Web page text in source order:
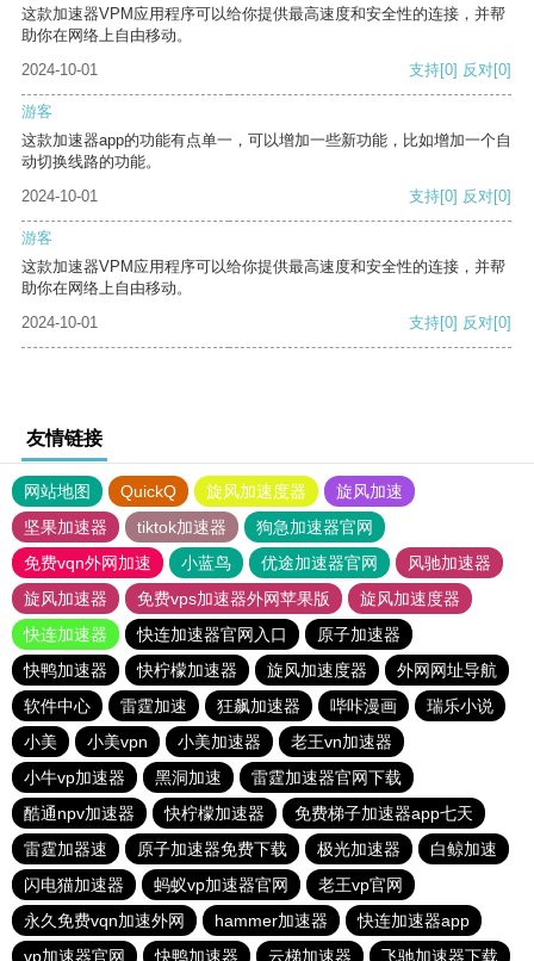
这款加速器VPM应用程序可以给你提供最高速度和安全性的连接，并帮
助你在网络上自由移动。
2024-10-01
支持[0] 反对[0]
游客
这款加速器app的功能有点单一，可以增加一些新功能，比如增加一个自
动切换线路的功能。
2024-10-01
支持[0] 反对[0]
游客
这款加速器VPM应用程序可以给你提供最高速度和安全性的连接，并帮
助你在网络上自由移动。
2024-10-01
支持[0] 反对[0]
友情链接
网站地图 QuickQ 旋风加速度器
旋风加速
坚果加速器
tiktok加速器
狗急加速器官网
免费vqn外网加速
小蓝鸟 优途加速器官网
风驰加速器
旋风加速器
免费vps加速器外网苹果版
旋风加速度器
快连加速器
快连加速器官网入口
原子加速器
快鸭加速器
快柠檬加速器 旋风加速度器
外网网址导航
软件中心
雷霆加速 狂飙加速器 哔咔漫画
瑞乐小说
小美
小美vpn 小美加速器
老王vn加速器
小牛vp加速器
黑洞加速
雷霆加速器官网下载
酷通npv加速器
快柠檬加速器
免费梯子加速器app七天
雷霆加器速
原子加速器免费下载 极光加速器
白鲸加速
闪电猫加速器
蚂蚁vp加速器官网
老王vp官网
永久免费vqn加速外网
hammer加速器
快连加速器app
vp加速器官网
快鸭加速器 云梯加速器 飞驰加速器下载